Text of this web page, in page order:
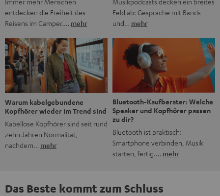
entdecken die Freiheit des
Reisens im Camper.… mehr
Feld ab: Gespräche mit Bands
und… mehr
Warum kabelgebundene
Kopfhörer wieder im Trend sind
Kabellose Kopfhörer sind seit rund
zehn Jahren Normalität,
nachdem… mehr
Bluetooth-Kaufberater: Welche
Speaker und Kopfhörer passen
zu dir?
Bluetooth ist praktisch:
Smartphone verbinden, Musik
starten, fertig.… mehr
Das Beste kommt zum Schluss